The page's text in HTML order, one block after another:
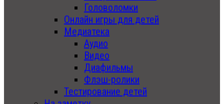
Головоломки
Онлайн игры для детей
Медиатека
Аудио
Видео
Диафильмы
Флэш-ролики
Тестирование детей